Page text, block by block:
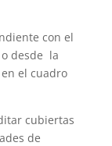
con el
o desde la
el cuadro
cubiertas
de